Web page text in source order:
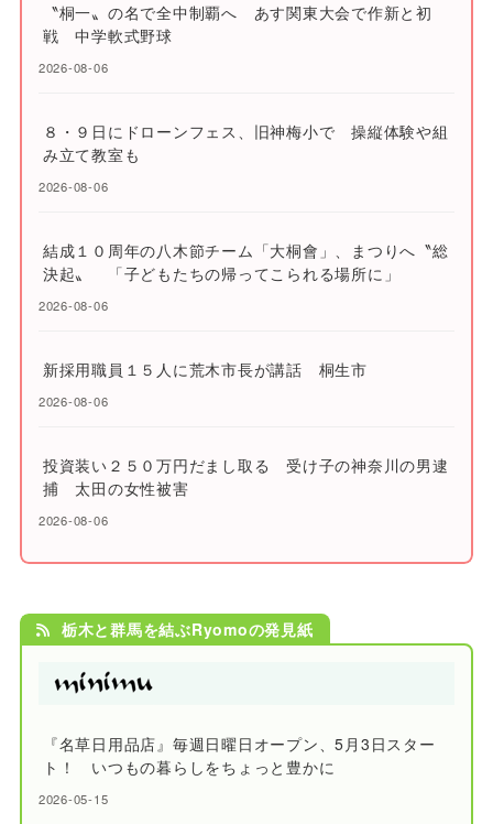
〝桐一〟の名で全中制覇へ あす関東大会で作新と初
戦 中学軟式野球
2026-08-06
８・９日にドローンフェス、旧神梅小で 操縦体験や組
み立て教室も
2026-08-06
結成１０周年の八木節チーム「大桐會」、まつりへ〝総
決起〟 「子どもたちの帰ってこられる場所に」
2026-08-06
新採用職員１５人に荒木市長が講話 桐生市
2026-08-06
投資装い２５０万円だまし取る 受け子の神奈川の男逮
捕 太田の女性被害
2026-08-06
栃木と群馬を結ぶRyomoの発見紙
『名草日用品店』毎週日曜日オープン、5月3日スター
ト！ いつもの暮らしをちょっと豊かに
2026-05-15